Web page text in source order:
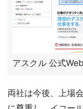
アスクル 公式
両社は今後、上場